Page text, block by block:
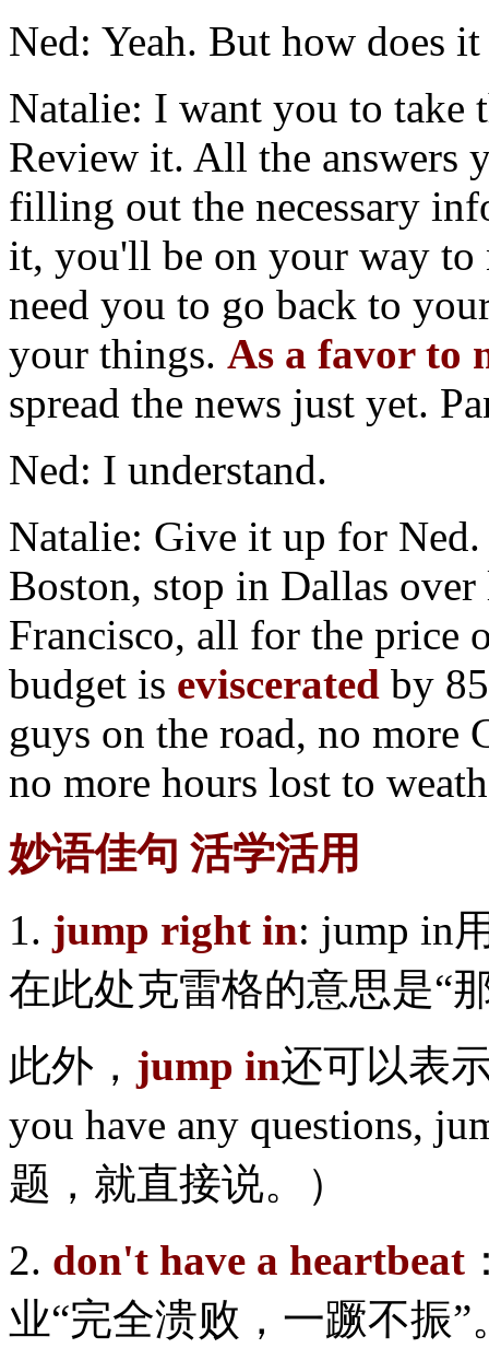
Ned: Yeah. But how does
Natalie: I want you to take
Review it. All the answers
filling out the necessary
it, you'll be on your way
need you to go back to
your things. As a favor to
spread the news just yet.
Ned: I understand.
Natalie: Give it up for
Boston, stop in Dallas
Francisco, all for the price
budget is eviscerated by
guys on the road, no more
no more hours lost to
妙语佳句 活学活用
1. jump right in: jump in
在此处克雷格的意思是“
此外， jump in还可以表
you have any questions,
题，就直接说。）
2. don't have a heartbeat
业“完全溃败，一蹶不振”